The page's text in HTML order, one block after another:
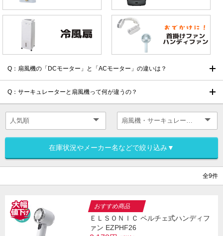
Q：扇風機の「DCモーター」と「ACモーター」の違いは？
Q：サーキュレーターと扇風機って何が違うの？
在庫状況やメーカー名などで絞り込み▼
全9件
おすすめ商品
ＥＬＳＯＮＩＣ ペルチェ式ハンディフ
ァン EZPHF26